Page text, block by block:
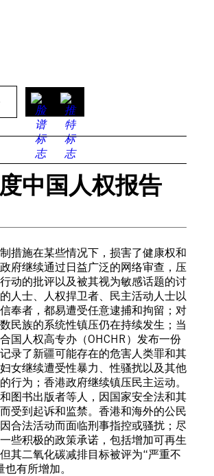
中国人权报告
措施在某些情况下，损害了健康权和
府继续通过日益广泛的网络审查，压
动的批评以及被其视为敏感话题的讨
人士、人权捍卫者、民主活动人士以
奉者，都易遭受任意逮捕和拘留；对
民族的系统性镇压仍在持续发生；当
国人权高专办（OHCHR）发布一份
录了新疆可能存在的危害人类罪和其
女继续遭受性暴力、性骚扰以及其他
行为；香港政府继续镇压民主运动。
图书出版者等人，因国家安全法和其
受到起诉和监禁。香港和海外的公民
合法活动而面临刑事指控或骚扰；尽
些积极的政策承诺，包括增加可再生
其二氧化碳减排目标被评为“严重不
有所增加。